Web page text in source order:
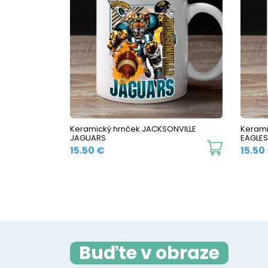
options
may
be
chosen
on
product
page
Keramický hrnček JACKSONVILLE
JAGUARS
15.50 €
This
options
may
EAGLES
15.50
Buďte v obraze